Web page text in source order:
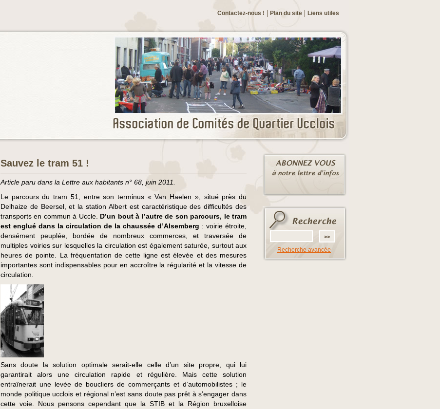
Liens utiles
Plan du site
Contactez-nous !
Sauvez le tram 51 !
Article paru dans la Lettre aux habitants n° 68, juin 2011.
Le parcours du tram 51, entre son terminus « Van Haelen », situé près du
Delhaize de Beersel, et la station Albert est caractéristique des difficultés des
transports en commun à Uccle. D’un bout à l’autre de son parcours, le tram
est englué dans la circulation de la chaussée d’Alsemberg : voirie étroite,
densément peuplée, bordée de nombreux commerces, et traversée de
multiples voiries sur lesquelles la circulation est également saturée, surtout aux
heures de pointe. La fréquentation de cette ligne est élevée et des mesures
importantes sont indispensables pour en accroître la régularité et la vitesse de
circulation.
Sans doute la solution optimale serait-elle celle d’un site propre, qui lui
garantirait alors une circulation rapide et régulière. Mais cette solution
entraînerait une levée de boucliers de commerçants et d’automobilistes ; le
monde politique ucclois et régional n’est sans doute pas prêt à s’engager dans
cette voie. Nous pensons cependant que la STIB et la Région bruxelloise
Recherche avancée